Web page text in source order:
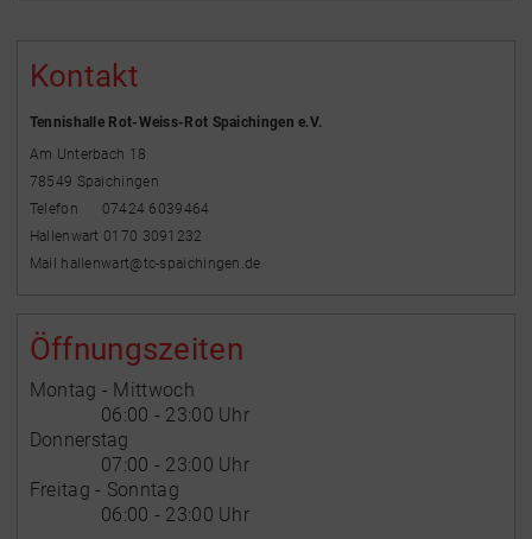
Kontakt
Tennishalle Rot-Weiss-Rot Spaichingen e.V.
Am Unterbach 18
78549 Spaichingen
Telefon 07424 6039464
Hallenwart 0170 3091232
Mail hallenwart@tc-spaichingen.de
Öffnungszeiten
Montag - Mittwoch
06:00 - 23:00 Uhr
Donnerstag
07:00 - 23:00 Uhr
Freitag - Sonntag
06:00 - 23:00 Uhr